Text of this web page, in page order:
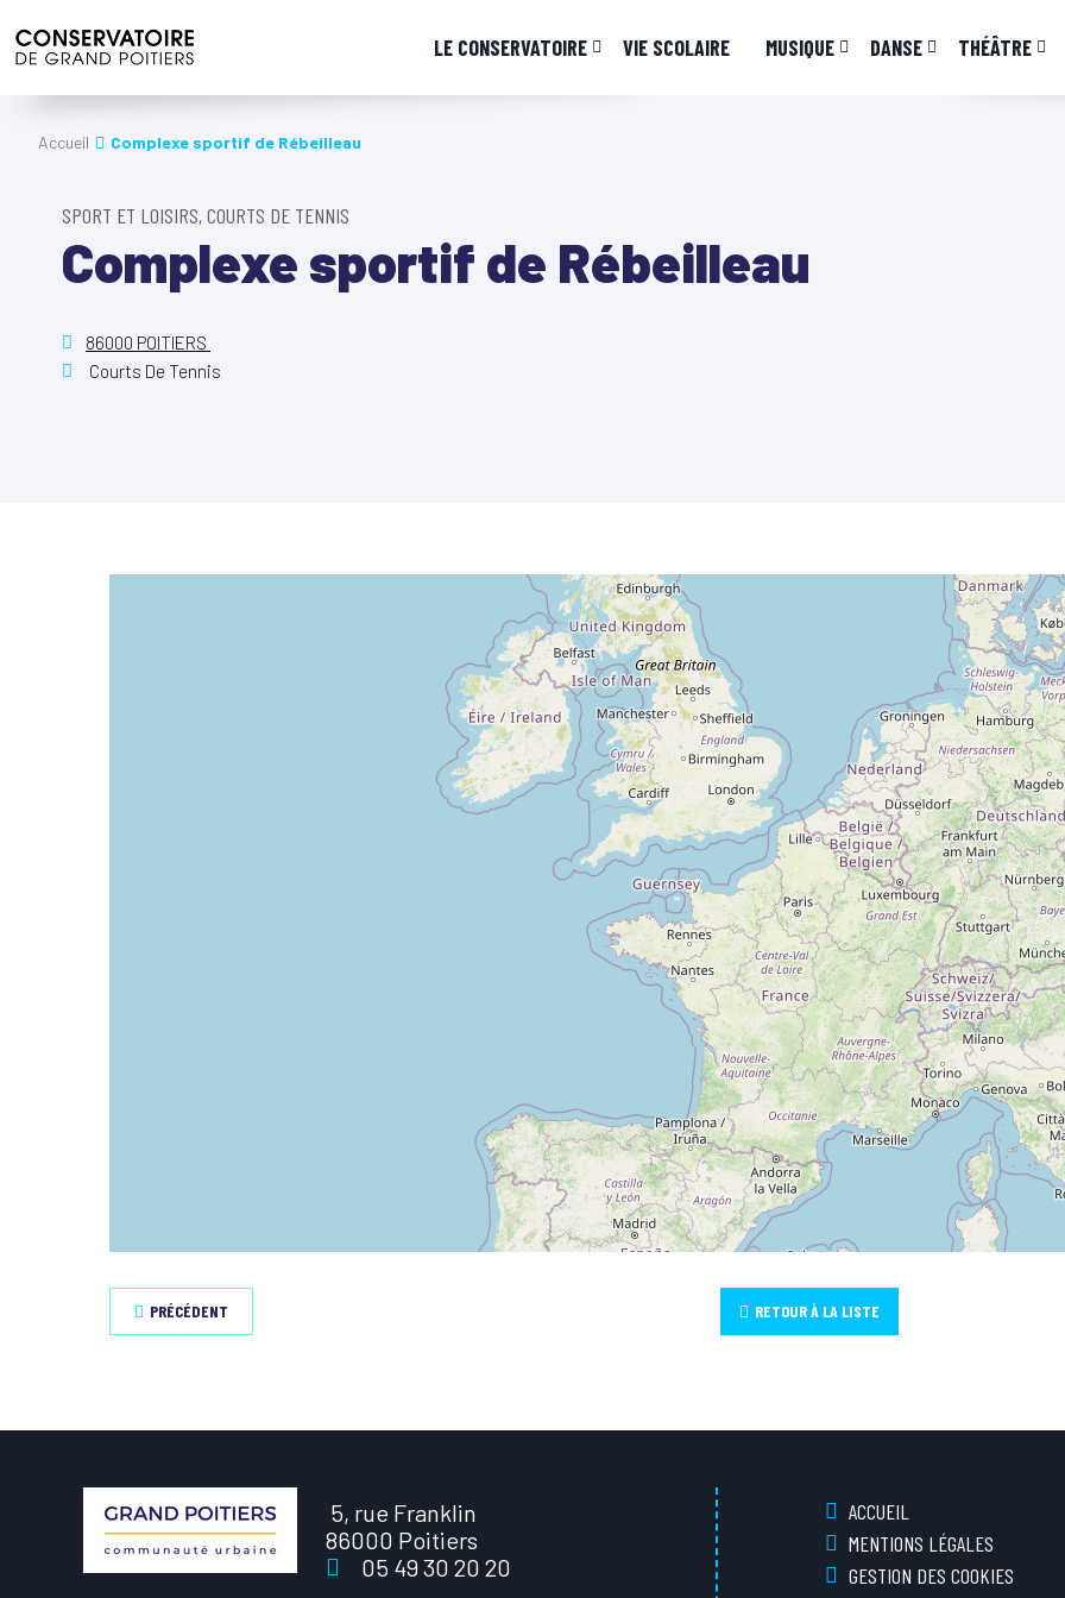
LE CONSERVATOIRE VIE SCOLAIRE MUSIQUE DANSE THÉÂTRE
Accueil Complexe sportif de Rébeilleau
SPORT ET LOISIRS, COURTS DE TENNIS
Complexe sportif de Rébeilleau
86000 POITIERS
Courts De Tennis
PRÉCÉDENT RETOUR À LA LISTE
5, rue Franklin
86000 Poitiers
05 49 30 20 20
ACCUEIL
MENTIONS LÉGALES
GESTION DES COOKIES